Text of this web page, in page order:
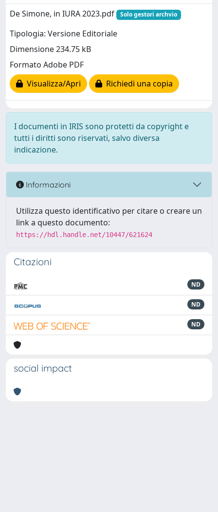
De Simone, in IURA 2023.pdf
Solo gestori archvio
Tipologia: Versione Editoriale
Dimensione 234.75 kB
Formato Adobe PDF
Visualizza/Apri
Richiedi una copia
I documenti in IRIS sono protetti da copyright e
tutti i diritti sono riservati, salvo diversa
indicazione.
Informazioni
Utilizza questo identificativo per citare o creare un
link a questo documento:
https://hdl.handle.net/10447/621624
Citazioni
ND
ND
ND
social impact